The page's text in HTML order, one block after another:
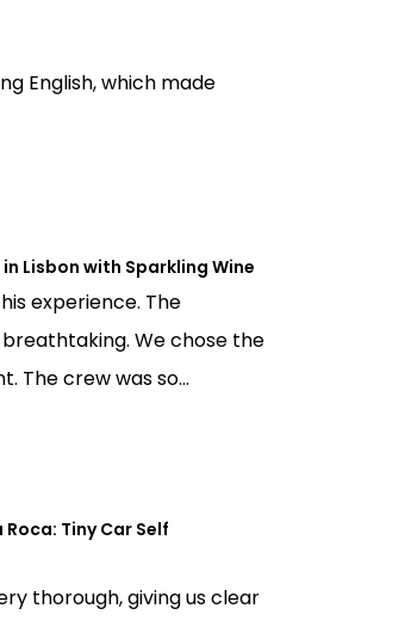
English, which made
Lisbon with Sparkling Wine
experience. The
We chose the
The crew was so...
Tiny Car Self
thorough, giving us clear